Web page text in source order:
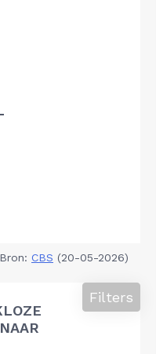
Bron: CBS (20-05-2026)
Filters